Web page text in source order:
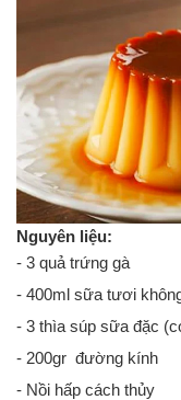
Nguyên liệu:
- 3 quả trứng gà
- 400ml sữa tươi
- 3 thìa súp sữa đặc
- 200gr đường kính
- Nồi hấp cách thủy